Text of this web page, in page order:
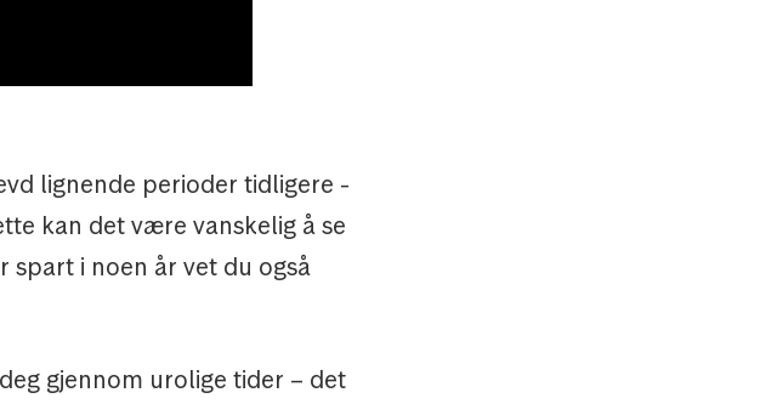
lignende perioder tidligere -
kan det være vanskelig å se
spart i noen år vet du også
gjennom urolige tider – det